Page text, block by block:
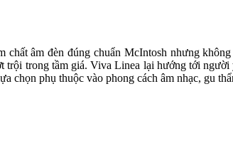
âm đèn đúng chuẩn McIntosh nhưng
trong tầm giá. Viva Linea lại hướng tới
chọn phụ thuộc vào phong cách âm nhạc, gu